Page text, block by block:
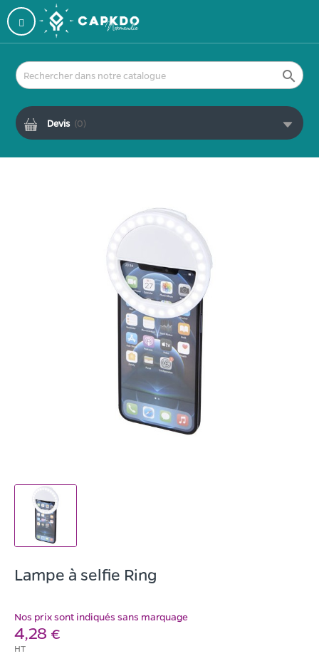

Devis (0)
Lampe à selfie Ring
Nos prix sont indiqués sans marquage
4,28 €
HT